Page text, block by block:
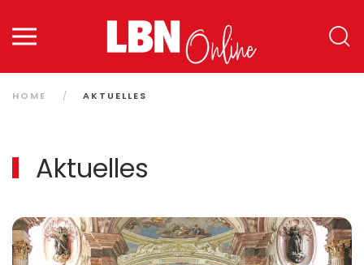
Zum Hauptinhalt springen
HOME AKTUELLES
Aktuelles